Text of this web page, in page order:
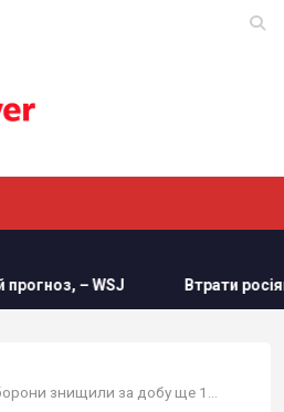
Втрати росіян в Україні